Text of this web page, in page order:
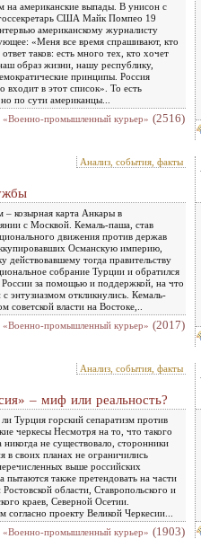
на американские выпады. В унисон с
США Майк Помпео 19
американскому журналисту
«Меня все время спрашивают, кто
таков: есть много тех, кто хочет
образ жизни, нашу республику,
принципы. Россия
входит в этот список». То есть
по сути американцы...
«Военно-промышленный курьер» (2516)
Анализ, события, факты
– козырная карта Анкары в
с Москвой. Кемаль-паша, став
движения против держав
Османскую империю,
действовавшему тогда правительству
собрание Турции и обратился
России за помощью и поддержкой, на что
энтузиазмом откликнулись. Кемаль-
советской власти на Востоке,..
«Военно-промышленный курьер» (2017)
Анализ, события, факты
– миф или реальность?
Турция горский сепаратизм против
черкесы Несмотря на то, что такого
никогда не существовало, сторонники
в своих планах не ограничились
выше российских
пытаются также претендовать на части
области, Ставропольского и
краев, Северной Осетии.
проекту Великой Черкесии...
«Военно-промышленный курьер» (1903)